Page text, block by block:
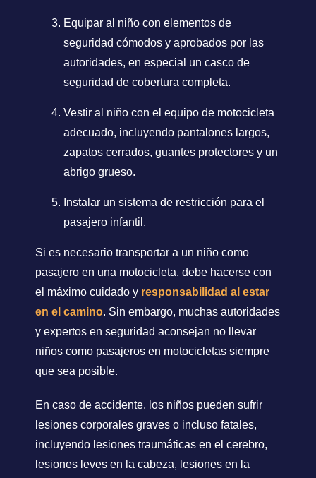
Equipar al niño con elementos de
seguridad cómodos y aprobados por las
autoridades, en especial un casco de
seguridad de cobertura completa.
Vestir al niño con el equipo de motocicleta
adecuado, incluyendo pantalones largos,
zapatos cerrados, guantes protectores y un
abrigo grueso.
Instalar un sistema de restricción para el
pasajero infantil.
Si es necesario transportar a un niño como
pasajero en una motocicleta, debe hacerse con
el máximo cuidado y responsabilidad al estar
en el camino. Sin embargo, muchas autoridades
y expertos en seguridad aconsejan no llevar
niños como pasajeros en motocicletas siempre
que sea posible.
En caso de accidente, los niños pueden sufrir
lesiones corporales graves o incluso fatales,
incluyendo lesiones traumáticas en el cerebro,
lesiones leves en la cabeza, lesiones en la